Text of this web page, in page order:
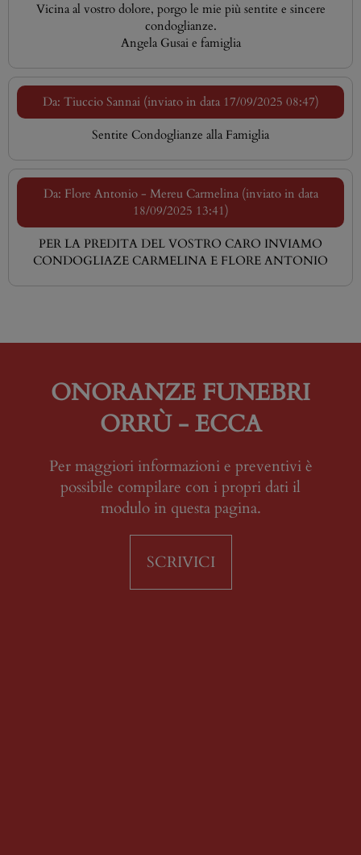
Vicina al vostro dolore, porgo le mie più sentite e sincere
condoglianze.
Angela Gusai e famiglia
Da: Tiuccio Sannai (inviato in data 17/09/2025 08:47)
Sentite Condoglianze alla Famiglia
Da: Flore Antonio - Mereu Carmelina (inviato in data
18/09/2025 13:41)
PER LA PREDITA DEL VOSTRO CARO INVIAMO
CONDOGLIAZE CARMELINA E FLORE ANTONIO
ONORANZE FUNEBRI
ORRÙ - ECCA
Per maggiori informazioni e preventivi è
possibile compilare con i propri dati il
modulo in questa pagina.
SCRIVICI